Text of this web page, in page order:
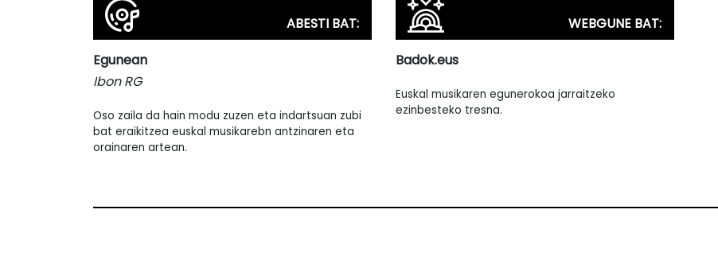
ABESTI BAT:
Egunean
Ibon RG
Oso zaila da hain modu zuzen eta indartsuan zubi
bat eraikitzea euskal musikarebn antzinaren eta
orainaren artean.
WEBGUNE BAT:
Badok.eus
Euskal musikaren egunerokoa jarraitzeko
ezinbesteko tresna.